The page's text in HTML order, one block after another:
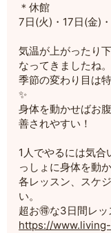
＊休館
7日(火)・17日(金)
気温が上がったり
なってきましたね。
季節の変わり目は
✨
身体を動かせばお
善されやすい！
1人でやるには気
っしょに身体を動
各レッスン、スケ
い。
超お🉐な3日間レッ
https://